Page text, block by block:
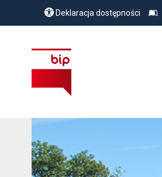
Deklaracja dostępności